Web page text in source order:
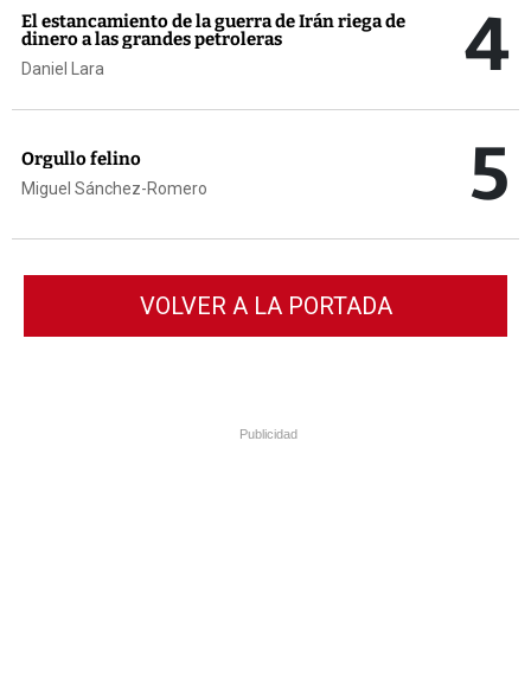
El estancamiento de la guerra de Irán riega de
dinero a las grandes petroleras
Daniel Lara 4
Orgullo felino
Miguel Sánchez-Romero 5
VOLVER A LA PORTADA
Publicidad